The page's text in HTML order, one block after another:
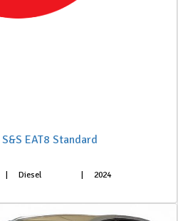
EAT8 Standard
Diesel 2024